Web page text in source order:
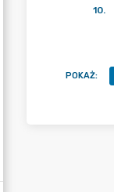
10.
POKAŻ: